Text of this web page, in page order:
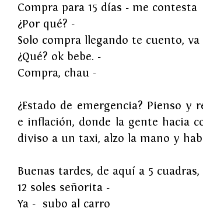
Compra para 15 días - me contesta
¿Por qué? -
Solo compra llegando te cuento,
¿Qué? ok bebe. -
Compra, chau -
¿Estado de emergencia? Pienso
e inflación, donde la gente hacia
diviso a un taxi, alzo la mano y
Buenas tardes, de aquí a 5
12 soles señorita -
Ya -  subo al carro